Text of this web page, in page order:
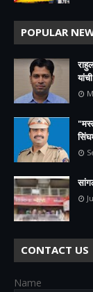
POPULAR
CONTACT US
Name